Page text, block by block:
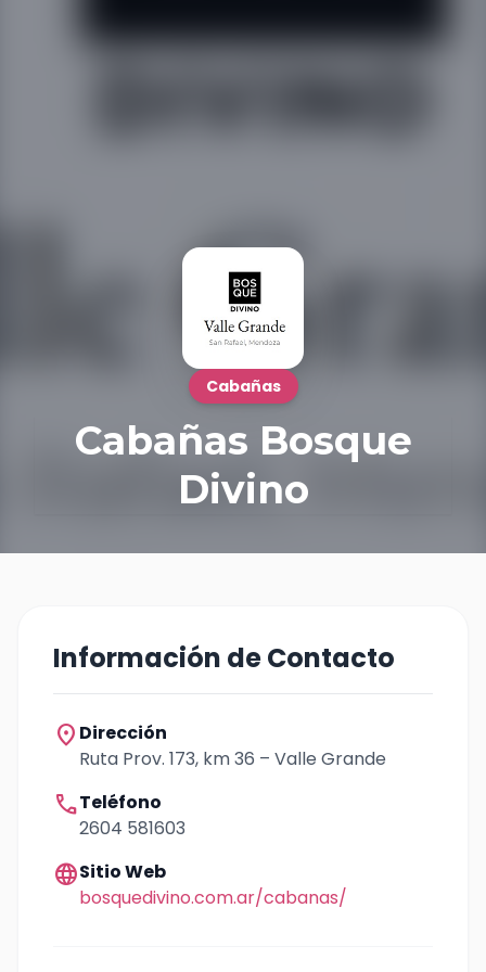
Cabañas
Cabañas Bosque
Divino
Información de Contacto
location_on Dirección
Ruta Prov. 173, km 36 – Valle Grande
callTeléfono
2604 581603
languageSitio Web
bosquedivino.com.ar/cabanas/